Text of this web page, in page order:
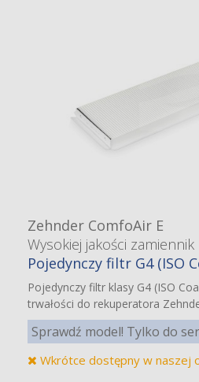
Zehnder ComfoAir E
Wysokiej jakości zamiennik
Pojedynczy filtr G4 (ISO
Pojedynczy filtr klasy G4 (ISO
trwałości do rekuperatora
Sprawdź model! Tylko do
Wkrótce dostępny w naszej